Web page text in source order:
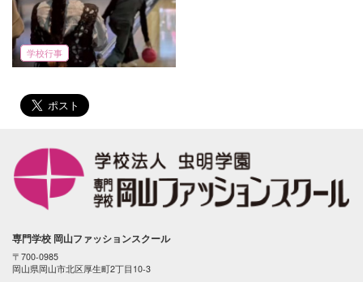
学校行事
専門学校 岡山ファッションスクール
〒700-0985
岡山県岡山市北区厚生町2丁目10-3